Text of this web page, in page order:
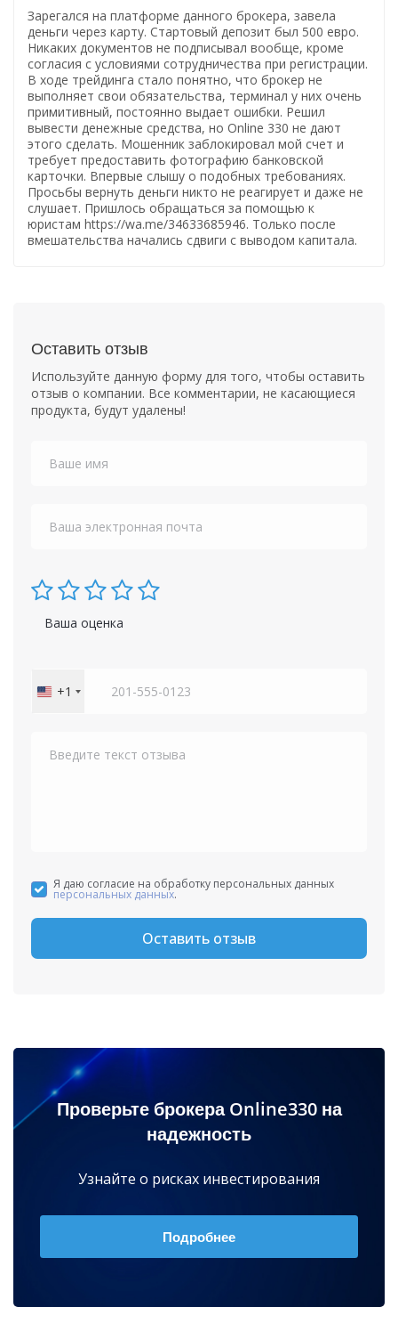
Зарегался на платформе данного брокера, завела
деньги через карту. Стартовый депозит был 500 евро.
Никаких документов не подписывал вообще, кроме
согласия с условиями сотрудничества при регистрации.
В ходе трейдинга стало понятно, что брокер не
выполняет свои обязательства, терминал у них очень
примитивный, постоянно выдает ошибки. Решил
вывести денежные средства, но Online 330 не дают
этого сделать. Мошенник заблокировал мой счет и
требует предоставить фотографию банковской
карточки. Впервые слышу о подобных требованиях.
Просьбы вернуть деньги никто не реагирует и даже не
слушает. Пришлось обращаться за помощью к
юристам https://wa.me/34633685946. Только после
вмешательства начались сдвиги с выводом капитала.
Оставить отзыв
Используйте данную форму для того, чтобы оставить
отзыв о компании. Все комментарии, не касающиеся
продукта, будут удалены!
Ваша оценка
United
+1
Я даю согласие на обработку персональных данных
персональных данных.
Оставить отзыв
Проверьте брокера Online330 на
надежность
Узнайте о рисках инвестирования
Подробнее